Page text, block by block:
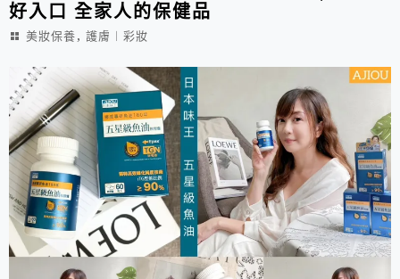
好入口 全家人的保健品
美妝保養 , 護膚︱彩妝